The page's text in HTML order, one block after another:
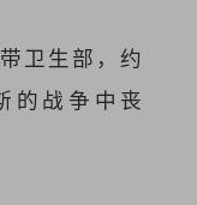
卫生部，约
的战争中丧